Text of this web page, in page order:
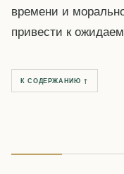
времени и
привести к
К СОДЕРЖАНИЮ ↑